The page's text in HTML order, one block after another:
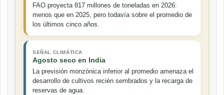
FAO proyecta 817 millones de toneladas en 2026:
menos que en 2025, pero todavía sobre el promedio de
los últimos cinco años.
SEÑAL CLIMÁTICA
Agosto seco en India
La previsión monzónica inferior al promedio amenaza el
desarrollo de cultivos recién sembrados y la recarga de
reservas de agua.